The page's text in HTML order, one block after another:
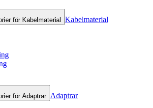
för Kabelmaterial Kabelmaterial
för Adaptrar Adaptrar